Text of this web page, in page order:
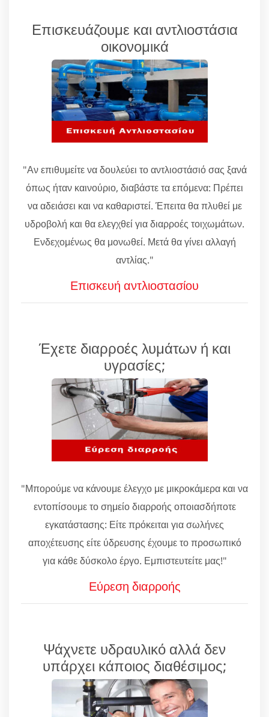
Επισκευάζουμε και αντλιοστάσια
οικονομικά
"Αν επιθυμείτε να δουλεύει το αντλιοστάσιό σας ξανά
όπως ήταν καινούριο, διαβάστε τα επόμενα: Πρέπει
να αδειάσει και να καθαριστεί. Έπειτα θα πλυθεί με
υδροβολή και θα ελεγχθεί για διαρροές τοιχωμάτων.
Ενδεχομένως θα μονωθεί. Μετά θα γίνει αλλαγή
αντλίας."
Επισκευή αντλιοστασίου
Έχετε διαρροές λυμάτων ή και
υγρασίες;
"Μπορούμε να κάνουμε έλεγχο με μικροκάμερα και να
εντοπίσουμε το σημείο διαρροής οποιασδήποτε
εγκατάστασης: Είτε πρόκειται για σωλήνες
αποχέτευσης είτε ύδρευσης έχουμε το προσωπικό
για κάθε δύσκολο έργο. Εμπιστευτείτε μας!"
Εύρεση διαρροής
Ψάχνετε υδραυλικό αλλά δεν
υπάρχει κάποιος διαθέσιμος;